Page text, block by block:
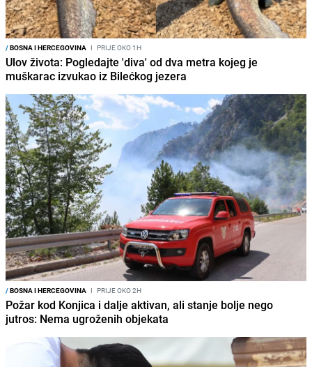
/BOSNA I HERCEGOVINA I PRIJE OKO 1H
Ulov života: Pogledajte 'diva' od dva metra kojeg je
muškarac izvukao iz Bilećkog jezera
/BOSNA I HERCEGOVINA I PRIJE OKO 2H
Požar kod Konjica i dalje aktivan, ali stanje bolje nego
jutros: Nema ugroženih objekata